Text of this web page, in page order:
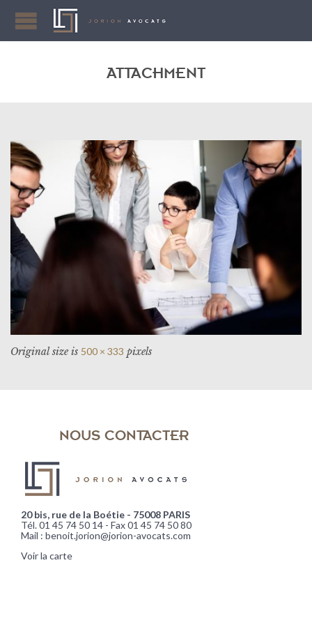
ATTACHMENT
Original size is 500 × 333 pixels
NOUS CONTACTER
20 bis, rue de la Boétie - 75008 PARIS
Tél. 01 45 74 50 14 - Fax 01 45 74 50 80
Mail : benoit.jorion@jorion-avocats.com
Voir la carte